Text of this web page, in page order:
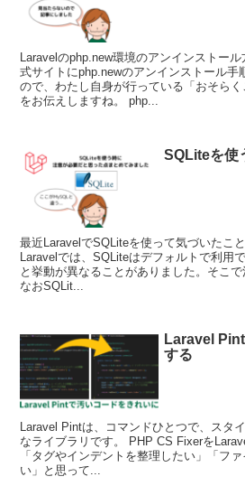
Laravelのphp.new環境のアンインストー
式サイトにphp.newのアンインストール手
ので、わたし自身が行っている「おそら
をお伝えしますね。 php...
SQLiteを使
最近LaravelでSQLiteを使って気づいたこ
Laravelでは、SQLiteはデフォルトで利用
と挙動が異なることがありました。そこで
なおSQLit...
Laravel
する
Laravel Pintは、コマンドひとつで、スタ
なライブラリです。 PHP CS Fixerを
「タグやインデントを整理したい」「フ
い」と思って...